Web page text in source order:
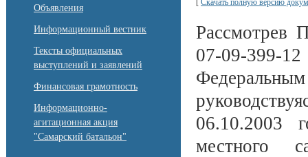
Объявления
Информационный вестник
Тексты официальных
выступлений и заявлений
Финансовая грамотность
Информационно-
агитационная акция
"Самарский батальон"
[ Скачать полную версию
Рассмотрев
07-09-399-
06.10.2003
местного